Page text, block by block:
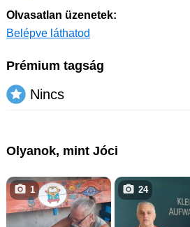
Olvasatlan üzenetek:
Belépve láthatod
Prémium tagság
Nincs
Olyanok, mint Jóci
1 24